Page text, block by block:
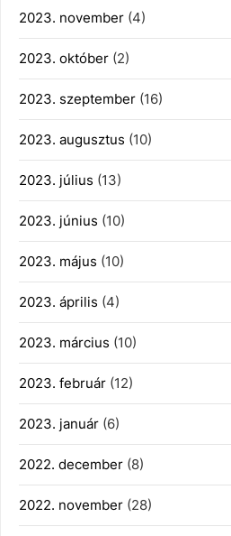
2023. november (4)
2023. október (2)
2023. szeptember (16)
2023. augusztus (10)
2023. július (13)
2023. június (10)
2023. május (10)
2023. április (4)
2023. március (10)
2023. február (12)
2023. január (6)
2022. december (8)
2022. november (28)